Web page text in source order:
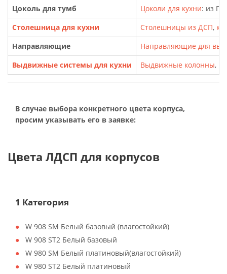
Цоколь для тумб
Цоколи для кухни: из
Столешница для кухни
Столешницы из ДСП,
Направляющие
Направляющие для
Выдвижные системы для кухни
Выдвижные колонны,
В случае выбора конкретного цвета корпуса,
просим указывать его в заявке:
Цвета ЛДСП для корпусов
1 Категория
W 908 SM Белый базовый (влагостойкий)
W 908 ST2 Белый базовый
W 980 SM Белый платиновый(влагостойкий)
W 980 ST2 Белый платиновый